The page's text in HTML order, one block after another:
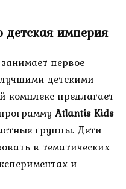
детская империя
первое
детскими
комплекс предлагает
Atlantis Kids
группы. Дети
в тематических
и